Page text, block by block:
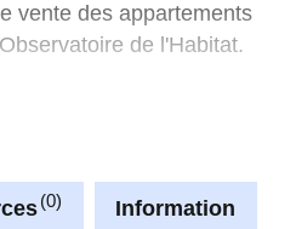
vente des appartements
de l'Habitat.
prix de vente moyens par
à un taux de
0 Information